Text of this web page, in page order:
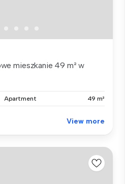
mieszkanie 49 m² w
Apartment 49 m²
View more